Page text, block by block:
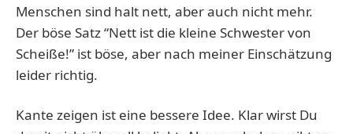
Menschen sind halt nett, aber auch nicht mehr.
Der böse Satz “Nett ist die kleine Schwester von
Scheiße!” ist böse, aber nach meiner Einschätzung
leider richtig.
Kante zeigen ist eine bessere Idee. Klar wirst Du